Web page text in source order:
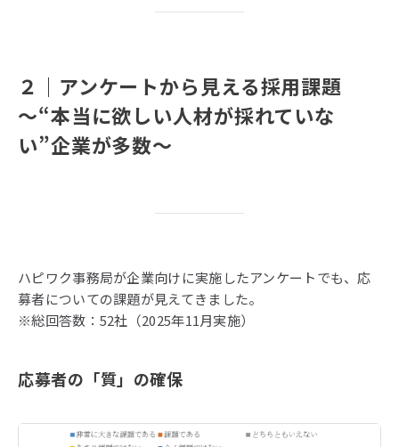
２ ｜ アンケートから見える採用課題
～“本当に欲しい人材が採れていな
い”企業が多数～
ハピワク事務局が企業向けに実施したアンケートでも、応
募者についての課題が見えてきました。
※総回答数：52社（2025年11月実施）
応募者の「質」の確保